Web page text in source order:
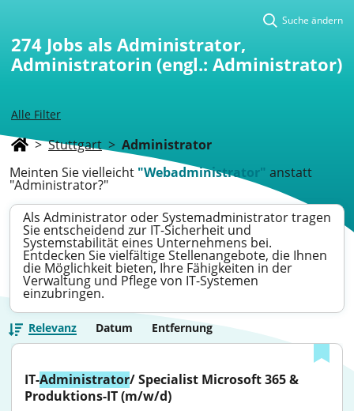
Alle Filter
Suche ändern
274 Jobs als Administrator,
Administratorin (engl.: Administrator)
> Stuttgart > Administrator
Meinten Sie vielleicht "Webadministrator" anstatt
"Administrator?"
Als Administrator oder Systemadministrator tragen
Sie entscheidend zur IT-Sicherheit und
Systemstabilität eines Unternehmens bei.
Entdecken Sie vielfältige Stellenangebote, die Ihnen
die Möglichkeit bieten, Ihre Fähigkeiten in der
Verwaltung und Pflege von IT-Systemen
einzubringen.
Relevanz Datum Entfernung
IT-Administrator/ Specialist Microsoft 365 &
Produktions-IT (m/w/d)